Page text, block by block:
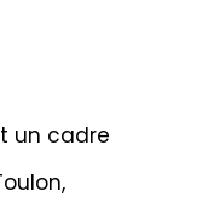
un cadre